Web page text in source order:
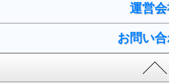
運営
お問い